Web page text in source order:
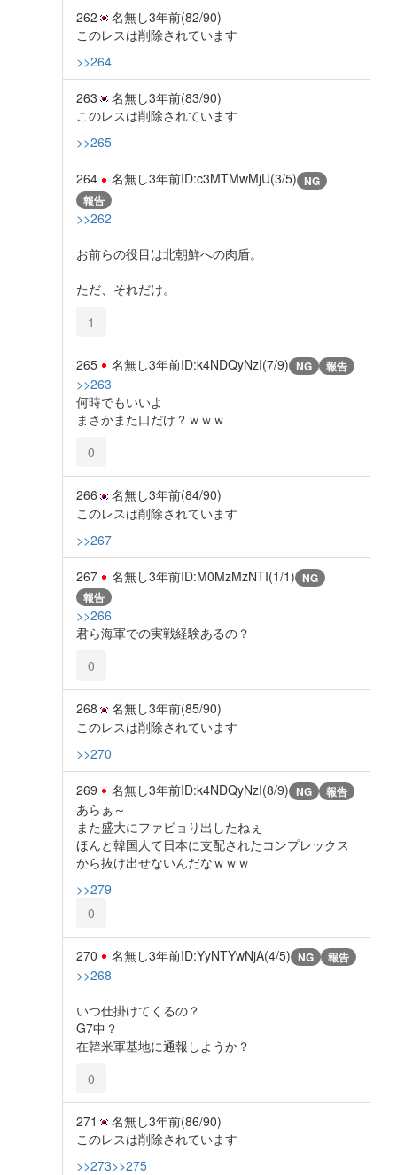
262 名無し3年前(82/90)
このレスは削除されています
>>264
263 名無し3年前(83/90)
このレスは削除されています
>>265
264 名無し3年前ID:c3MTMwMjU(3/5) NG
報告
>>262
お前らの役目は北朝鮮への肉盾。
ただ、それだけ。
1
265 名無し3年前ID:k4NDQyNzI(7/9) NG 報告
>>263
何時でもいいよ
まさかまた口だけ？ｗｗｗ
0
266 名無し3年前(84/90)
このレスは削除されています
>>267
267 名無し3年前ID:M0MzMzNTI(1/1) NG
報告
>>266
君ら海軍での実戦経験あるの？
0
268 名無し3年前(85/90)
このレスは削除されています
>>270
269 名無し3年前ID:k4NDQyNzI(8/9) NG 報告
あらぁ～
また盛大にファビョり出したねぇ
ほんと韓国人て日本に支配されたコンプレックス
から抜け出せないんだなｗｗｗ
>>279
0
270 名無し3年前ID:YyNTYwNjA(4/5) NG 報告
>>268
いつ仕掛けてくるの？
G7中？
在韓米軍基地に通報しようか？
0
271 名無し3年前(86/90)
このレスは削除されています
>>273>>275